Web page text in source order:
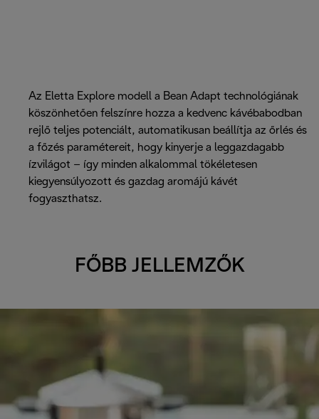
Az Eletta Explore modell a Bean Adapt technológiának
köszönhetően felszínre hozza a kedvenc kávébabodban
rejlő teljes potenciált, automatikusan beállítja az őrlés és
a főzés paramétereit, hogy kinyerje a leggazdagabb
ízvilágot – így minden alkalommal tökéletesen
kiegyensúlyozott és gazdag aromájú kávét
fogyaszthatsz.
FŐBB JELLEMZŐK